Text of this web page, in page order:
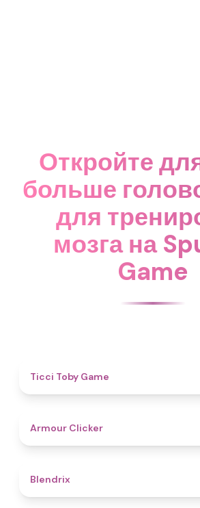
Откройте
больше
для
мозга на
Game
Ticci Toby Game
Armour Clicker
Blendrix